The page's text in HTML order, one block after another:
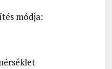
módja: